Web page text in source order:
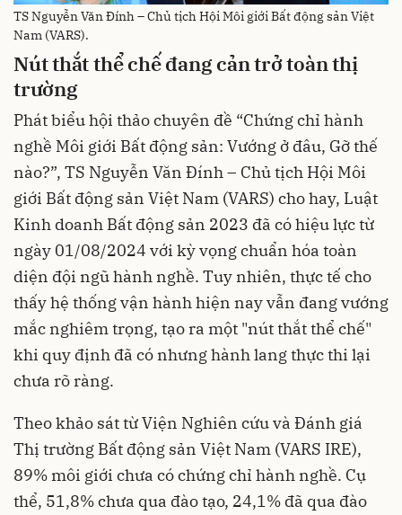
TS Nguyễn Văn Đính – Chủ tịch Hội Môi giới Bất động sản Việt
Nam (VARS).
Nút thắt thể chế đang cản trở toàn thị
trường
Phát biểu hội thảo chuyên đề “Chứng chỉ hành
nghề Môi giới Bất động sản: Vướng ở đâu, Gỡ thế
nào?”, TS Nguyễn Văn Đính – Chủ tịch Hội Môi
giới Bất động sản Việt Nam (VARS) cho hay, Luật
Kinh doanh Bất động sản 2023 đã có hiệu lực từ
ngày 01/08/2024 với kỳ vọng chuẩn hóa toàn
diện đội ngũ hành nghề. Tuy nhiên, thực tế cho
thấy hệ thống vận hành hiện nay vẫn đang vướng
mắc nghiêm trọng, tạo ra một "nút thắt thể chế"
khi quy định đã có nhưng hành lang thực thi lại
chưa rõ ràng.
Theo khảo sát từ Viện Nghiên cứu và Đánh giá
Thị trường Bất động sản Việt Nam (VARS IRE),
89% môi giới chưa có chứng chỉ hành nghề. Cụ
thể, 51,8% chưa qua đào tạo, 24,1% đã qua đào